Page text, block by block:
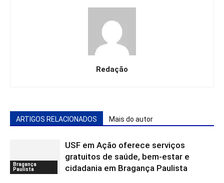
Redação
ARTIGOS RELACIONADOS Mais do autor
Bragança
Paulista
USF em Ação oferece serviços
gratuitos de saúde, bem-estar e
cidadania em Bragança Paulista